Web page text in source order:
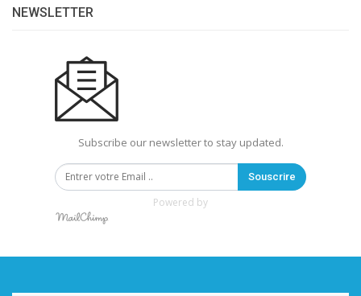
NEWSLETTER
Subscribe our newsletter to stay updated.
Souscrire
Powered by